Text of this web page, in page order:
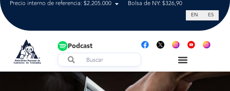
Precio interno de referencia: $2.205.000 Bolsa de NY: $326,90 Tasa de
EN ES
Podcast